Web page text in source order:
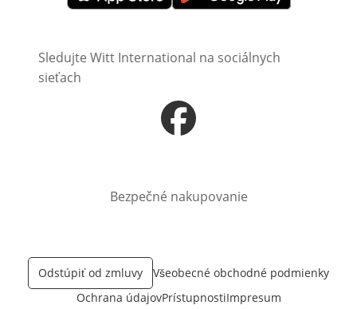
Otvorí sa vnovom okneOtvorí sa vnovom okne
Sledujte Witt International na sociálnych
sieťach
Otvorí sa vnovom okne
Bezpečné nakupovanie
Odstúpiť od zmluvy
Všeobecné obchodné podmienky
Ochrana údajovPrístupnostiImpresum